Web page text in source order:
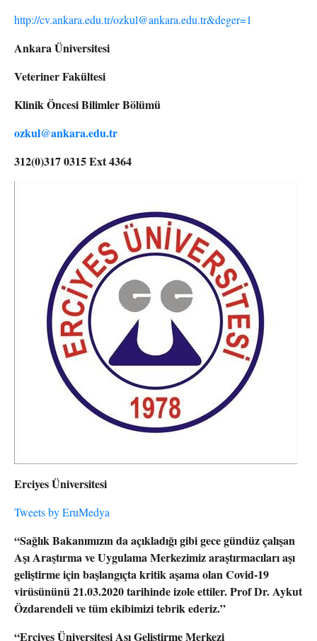
http://cv.ankara.edu.tr/ozkul@ankara.edu.tr&deger=1
Ankara Üniversitesi
Veteriner Fakültesi
Klinik Öncesi Bilimler Bölümü
ozkul@ankara.edu.tr
312(0)317 0315 Ext 4364
Erciyes Üniversitesi
Tweets by EruMedya
“Sağlık Bakanımızın da açıkladığı gibi gece gündüz çalışan
Aşı Araştırma ve Uygulama Merkezimiz araştırmacıları aşı
geliştirme için başlangıçta kritik aşama olan Covid-19
virüsününü 21.03.2020 tarihinde izole ettiler. Prof Dr. Aykut
Özdarendeli ve tüm ekibimizi tebrik ederiz.”
“Erciyes Üniversitesi Aşı Geliştirme Merkezi